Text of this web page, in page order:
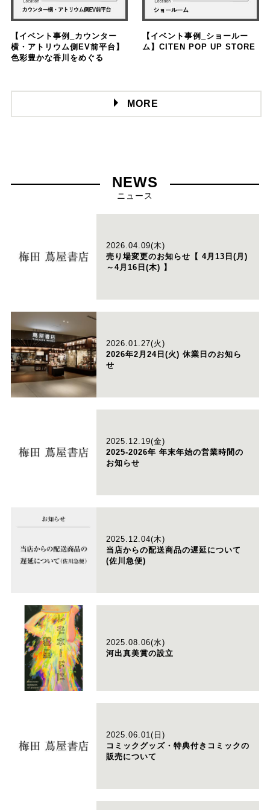
【イベント事例_カウンター
横・アトリウム側EV前平台】
色彩豊かな香川をめぐる
【イベント事例_ショールー
ム】CITEN POP UP STORE
MORE
NEWS
ニュース
2026.04.09(木)
売り場変更のお知らせ【 4月13日(月)
～4月16日(木) 】
2026.01.27(火)
2026年2月24日(火) 休業日のお知ら
せ
2025.12.19(金)
2025-2026年 年末年始の営業時間の
お知らせ
2025.12.04(木)
当店からの配送商品の遅延について
(佐川急便)
2025.08.06(水)
河出真美賞の設立
2025.06.01(日)
コミックグッズ・特典付きコミックの
販売について